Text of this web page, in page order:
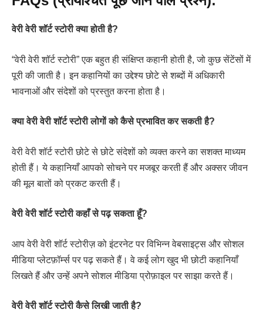
वेरी वेरी शॉर्ट स्टोरी क्या होती है?
“वेरी वेरी शॉर्ट स्टोरी” एक बहुत ही संक्षिप्त कहानी होती है, जो कुछ सेंटेंसों में
पूरी की जाती है। इन कहानियों का उद्देश्य छोटे से शब्दों में अधिकारी
भावनाओं और संदेशों को प्रस्तुत करना होता है।
क्या वेरी वेरी शॉर्ट स्टोरी लोगों को कैसे प्रभावित कर सकती है?
वेरी वेरी शॉर्ट स्टोरी छोटे से छोटे संदेशों को व्यक्त करने का सशक्त माध्यम
होती हैं। ये कहानियाँ आपको सोचने पर मजबूर करती हैं और अक्सर जीवन
की मूल बातों को प्रकट करती हैं।
वेरी वेरी शॉर्ट स्टोरी कहाँ से पढ़ सकता हूँ?
आप वेरी वेरी शॉर्ट स्टोरीज़ को इंटरनेट पर विभिन्न वेबसाइट्स और सोशल
मीडिया प्लेटफ़ॉर्म्स पर पढ़ सकते हैं। वे कई लोग खुद भी छोटी कहानियाँ
लिखते हैं और उन्हें अपने सोशल मीडिया प्रोफ़ाइल पर साझा करते हैं।
वेरी वेरी शॉर्ट स्टोरी कैसे लिखी जाती है?